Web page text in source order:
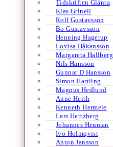
Tidskriften Glänta
Klas Grinell
Rolf Gustavsson
Bo Gustavsson
Henning Hagerup
Lovisa Håkansson
Margareta Hallberg
Nils Hansson
Gunnar D Hansson
Simon Hartling
Magnus Hedlund
Anne Heith
Kenneth Hermele
Lars Hertzberg
Johannes Heuman
Ivo Holmqvist
Anton Jansson